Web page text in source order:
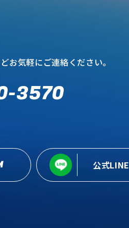
お気軽にご連絡ください。
3570
公式LINE